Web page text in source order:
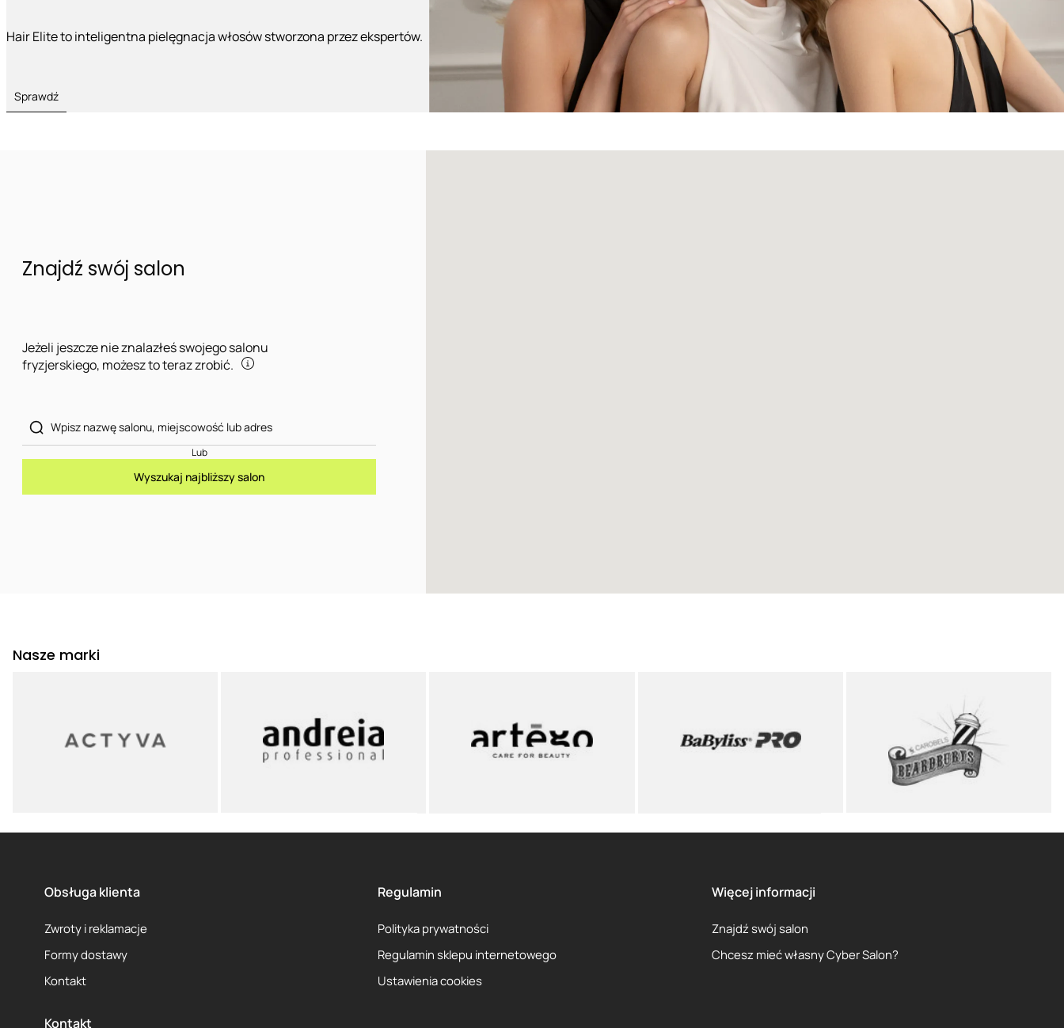
Hair Elite to inteligentna pielęgnacja włosów stworzona przez ekspertów.
Sprawdź
Znajdź swój salon
Jeżeli jeszcze nie znalazłeś swojego salonu
fryzjerskiego, możesz to teraz zrobić.
Lub
Wyszukaj najbliższy salon
Nasze marki
Obsługa klienta
Zwroty i reklamacje
Formy dostawy
Kontakt
Regulamin
Polityka prywatności
Regulamin sklepu internetowego
Ustawienia cookies
Więcej informacji
Znajdź swój salon
Chcesz mieć własny Cyber Salon?
Kontakt